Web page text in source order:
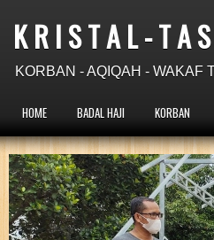
K R I S T A L - T A
KORBAN - AQIQAH - WAKAF
HOME BADAL HAJI KORBAN